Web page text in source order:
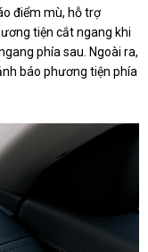
điểm mù, hỗ trợ
tiện cắt ngang khi
phía sau. Ngoài ra,
báo phương tiện phía